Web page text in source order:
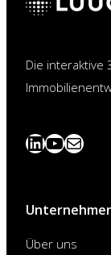
Die interaktive
LinkedIn
YouTube
News
Über uns